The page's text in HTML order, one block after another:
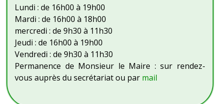
Lundi : de 16h00 à 19h00
Mardi : de 16h00 à 18h00
mercredi : de 9h30 à 11h30
Jeudi : de 16h00 à 19h00
Vendredi : de 9h30 à 11h30
Permanence de Monsieur le Maire : sur rendez-
vous auprès du secrétariat ou par mail